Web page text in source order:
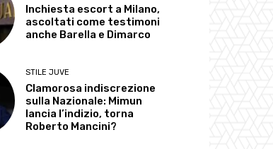
Inchiesta escort a Milano,
ascoltati come testimoni
anche Barella e Dimarco
STILE JUVE
Clamorosa indiscrezione
sulla Nazionale: Mimun
lancia l’indizio, torna
Roberto Mancini?